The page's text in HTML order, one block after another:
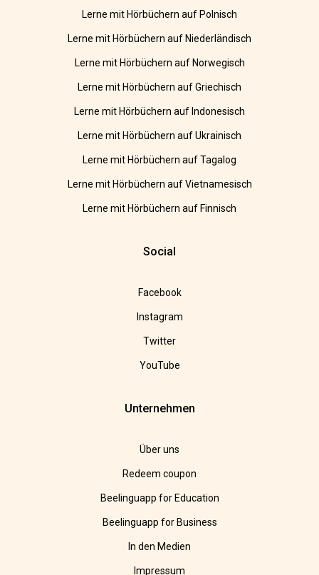
Lerne mit Hörbüchern auf Polnisch
Lerne mit Hörbüchern auf Niederländisch
Lerne mit Hörbüchern auf Norwegisch
Lerne mit Hörbüchern auf Griechisch
Lerne mit Hörbüchern auf Indonesisch
Lerne mit Hörbüchern auf Ukrainisch
Lerne mit Hörbüchern auf Tagalog
Lerne mit Hörbüchern auf Vietnamesisch
Lerne mit Hörbüchern auf Finnisch
Social
Facebook
Instagram
Twitter
YouTube
Unternehmen
Über uns
Redeem coupon
Beelinguapp for Education
Beelinguapp for Business
In den Medien
Impressum